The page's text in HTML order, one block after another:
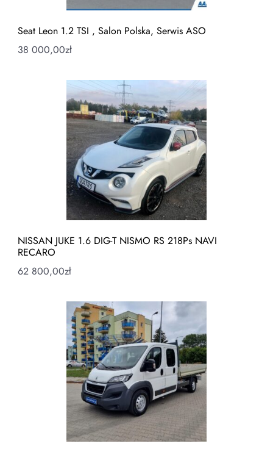
Seat Leon 1.2 TSI , Salon Polska, Serwis ASO
38 000,00zł
NISSAN JUKE 1.6 DIG-T NISMO RS 218Ps NAVI
RECARO
62 800,00zł